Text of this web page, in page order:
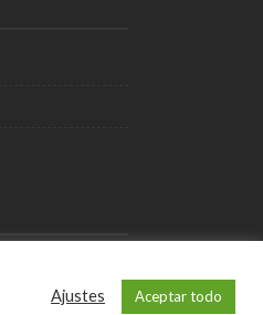
Ajustes Aceptar todo